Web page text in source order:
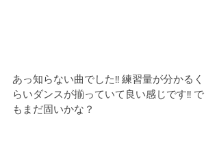
あっ知らない曲でした!! 練習量が分かるく
らいダンスが揃っていて良い感じです!! で
もまだ固いかな？